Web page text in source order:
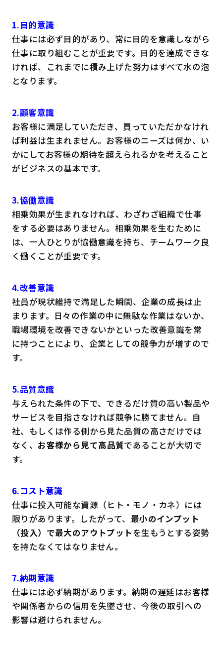
1.目的意識
仕事には必ず目的があり、常に目的を意識しながら
仕事に取り組むことが重要です。目的を達成できな
ければ、これまでに積み上げた努力はすべて水の泡
となります。
2.顧客意識
お客様に満足していただき、買っていただかなけれ
ば利益は生まれません。お客様のニーズは何か、い
かにしてお客様の期待を超えられるかを考えること
がビジネスの基本です。
3.協働意識
相乗効果が生まれなければ、わざわざ組織で仕事
をする必要はありません。相乗効果を生むために
は、一人ひとりが協働意識を持ち、チームワーク良
く働くことが重要です。
4.改善意識
社員が現状維持で満足した瞬間、企業の成長は止
まります。日々の作業の中に無駄な作業はないか、
職場環境を改善できないかといった改善意識を常
に持つことにより、企業としての競争力が増すので
す。
5.品質意識
与えられた条件の下で、できるだけ質の高い製品や
サービスを目指さなければ競争に勝てません。自
社、もしくは作る側から見た品質の高さだけでは
なく、 お客様から見て高品質であることが大切で
す。
6.コスト意識
仕事に投入可能な資源（ヒト・モノ・カネ）には
限りがあります。したがって、 最小のインプット
（投入）で最大のアウトプットを生もうとする姿勢
を持たなくてはなりません。
7.納期意識
仕事には必ず納期があります。納期の遅延はお客様
や関係者からの信用を失墜させ、今後の取引への
影響は避けられません。